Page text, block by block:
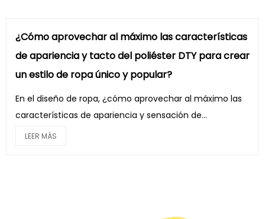
¿Cómo aprovechar al máximo las características
de apariencia y tacto del poliéster DTY para crear
un estilo de ropa único y popular?
En el diseño de ropa, ¿cómo aprovechar al máximo las
características de apariencia y sensación de...
LEER MÁS